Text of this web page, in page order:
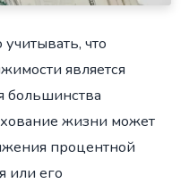
что
является
большинства
жизни может
процентной
или его